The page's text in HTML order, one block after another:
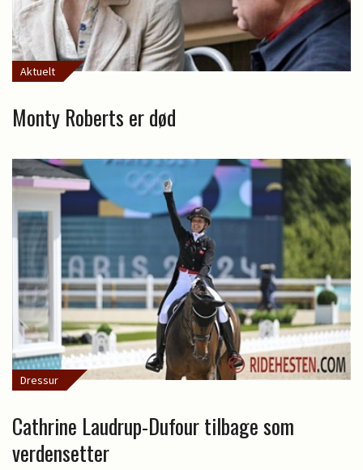
Aktuelt
Monty Roberts er død
Dressur
Cathrine Laudrup-Dufour tilbage som
verdensetter